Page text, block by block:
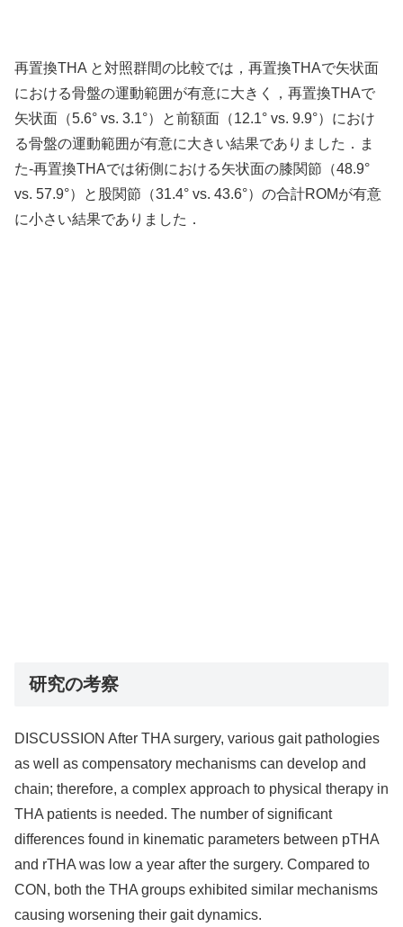
再置換THA と対照群間の比較では，再置換THAで矢状面
における骨盤の運動範囲が有意に大きく，再置換THAで
矢状面（5.6° vs. 3.1°）と前額面（12.1° vs. 9.9°）におけ
る骨盤の運動範囲が有意に大きい結果でありました．ま
た-再置換THAでは術側における矢状面の膝関節（48.9°
vs. 57.9°）と股関節（31.4° vs. 43.6°）の合計ROMが有意
に小さい結果でありました．
研究の考察
DISCUSSION After THA surgery, various gait pathologies
as well as compensatory mechanisms can develop and
chain; therefore, a complex approach to physical therapy in
THA patients is needed. The number of significant
differences found in kinematic parameters between pTHA
and rTHA was low a year after the surgery. Compared to
CON, both the THA groups exhibited similar mechanisms
causing worsening their gait dynamics.